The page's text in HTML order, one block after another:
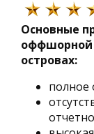
Основные
островах:
полное